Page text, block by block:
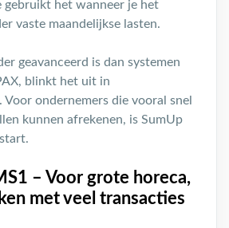
gebruikt het wanneer je het
vaste maandelijkse lasten.
geavanceerd is dan systemen
blinkt het uit in
ondernemers die vooral snel
kunnen afrekenen, is SumUp
– Voor grote horeca,
met veel transacties